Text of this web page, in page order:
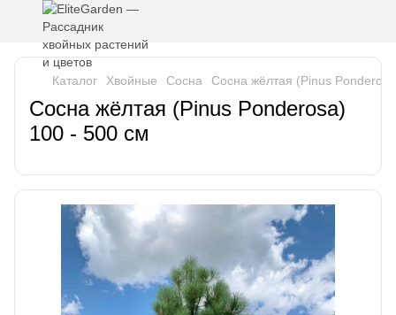
Каталог Хвойные Сосна Сосна жёлтая (Pinus
Сосна жёлтая (Pinus Ponderosa)
100 - 500 см